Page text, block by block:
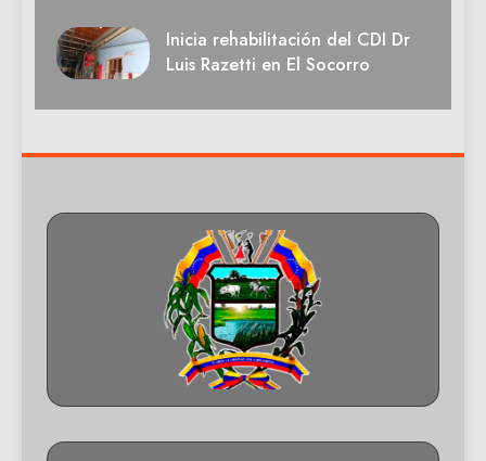
Inicia rehabilitación del CDI Dr
Luis Razetti en El Socorro